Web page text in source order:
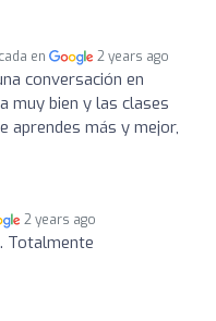
en 2 years ago
conversación en
muy bien y las clases
aprendes más y mejor,
2 years ago
Totalmente